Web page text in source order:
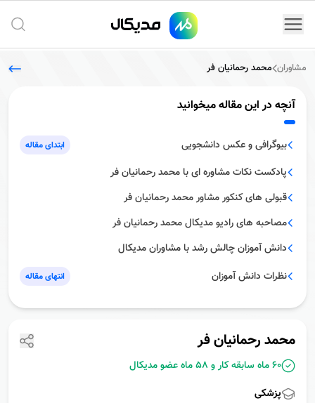
مشاوران محمد رحمانیان فر
محمد رحمانیان فر
60 ماه سابقه کار و
پزشکی
آنچه در این مقاله میخوانید
بیوگرافى و عکس دانشجویى ابتدای مقاله
پادکست نکات مشاوره اى با محمد رحمانیان فر
قبولى هاى کنکور مشاور محمد رحمانیان فر
مصاحبه هاى رادیو مدیکال محمد رحمانیان فر
دانش آموزان چالش رشد با مشاوران مدیکال
نظرات دانش آموزان
انتهای مقاله